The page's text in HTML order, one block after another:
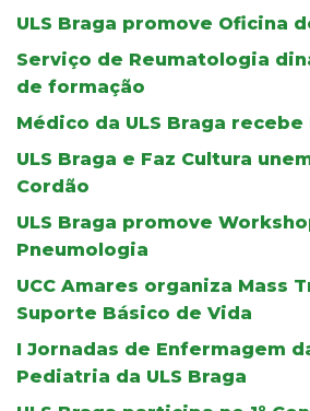
ULS Braga promove Oficina
Serviço de Reumatologia
de formação
Médico da ULS Braga recebe
ULS Braga e Faz Cultura
Cordão
ULS Braga promove
Pneumologia
UCC Amares organiza Mass
Suporte Básico de Vida
I Jornadas de Enfermagem
Pediatria da ULS Braga